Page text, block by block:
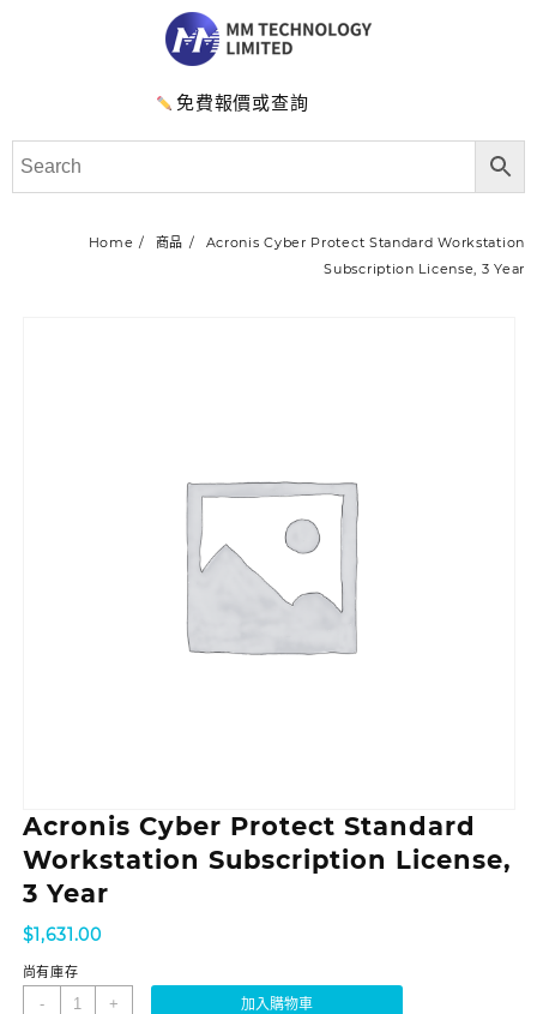
免費報價或查詢
Home 商品
Acronis Cyber Protect Standard Workstation
Subscription License, 3 Year
Acronis Cyber Protect Standard
Workstation Subscription License,
3 Year
$1,631.00
尚有庫存
- + 加入購物車